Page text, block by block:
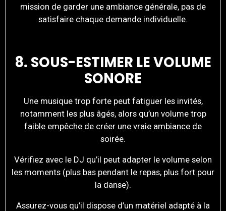
mission de garder une ambiance générale, pas de
satisfaire chaque demande individuelle.
8. SOUS-ESTIMER LE VOLUME
SONORE
Une musique trop forte peut fatiguer les invités,
notamment les plus âgés, alors qu’un volume trop
faible empêche de créer une vraie ambiance de
soirée.
Vérifiez avec le DJ qu’il peut adapter le volume selon
les moments (plus bas pendant le repas, plus fort pour
la danse).
Assurez-vous qu’il dispose d’un matériel adapté à la